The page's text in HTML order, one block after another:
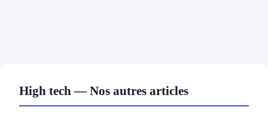
High tech — Nos autres articles